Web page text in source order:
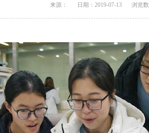
来源： 日期：2019-07-13 浏览数